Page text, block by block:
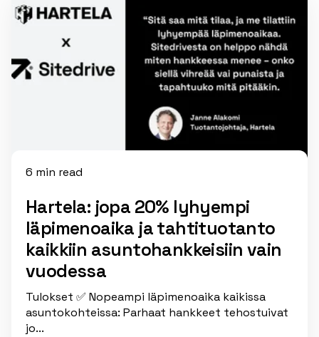
6 min read
Hartela: jopa 20% lyhyempi
läpimenoaika ja tahtituotanto
kaikkiin asuntohankkeisiin vain
vuodessa
Tulokset ✅ Nopeampi läpimenoaika kaikissa
asuntokohteissa: Parhaat hankkeet tehostuivat
jo...